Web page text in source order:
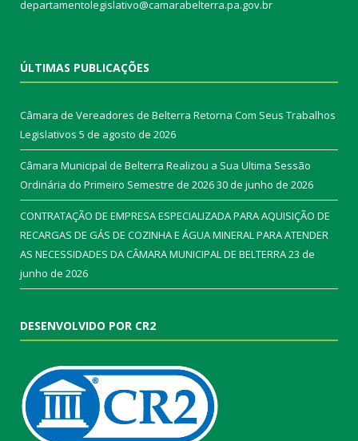
departamentolegislativo@camarabelterra.pa.gov.br
ÚLTIMAS PUBLICAÇÕES
Câmara de Vereadores de Belterra Retorna Com Seus Trabalhos
Legislativos 5 de agosto de 2026
Câmara Municipal de Belterra Realizou a Sua Ultima Sessão
Ordinária do Primeiro Semestre de 202630 de junho de 2026
CONTRATAÇÃO DE EMPRESA ESPECIALIZADA PARA AQUISIÇÃO DE
RECARGAS DE GÁS DE COZINHA E ÁGUA MINERAL PARA ATENDER
AS NECESSIDADES DA CÂMARA MUNICIPAL DE BELTERRA23 de
junho de 2026
DESENVOLVIDO POR CR2